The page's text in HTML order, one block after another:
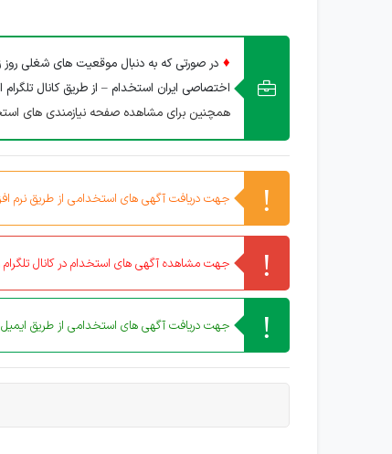
♦ در صورتی که به دنبال موقعیت های شغلی روز
اختصاصی ایران استخدام – از طریق کانال تلگرام
همچنین برای مشاهده صفحه نیازمندی های
جهت دریافت آگهی های استخدامی از طریق نرم
جهت مشاهده آگهی های استخدام در کانال تلگرام
جهت دریافت آگهی های استخدامی از طریق ایمیل